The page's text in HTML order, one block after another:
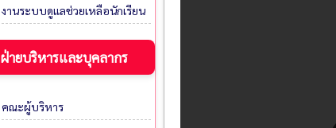
งานระบบดูแลช่วยเหลือนักเรียน
ฝ่ายบริหารและบุคลากร
คณะผู้บริหาร